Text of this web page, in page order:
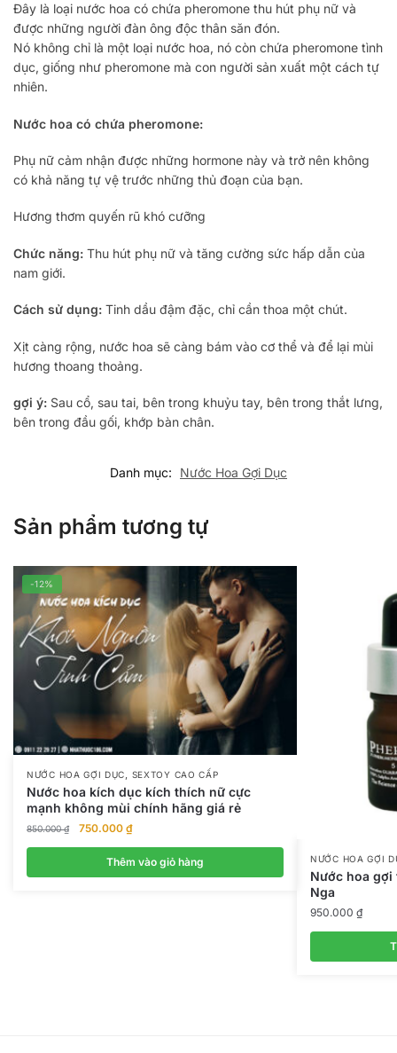
Đây là loại nước hoa có chứa pheromone thu hút phụ nữ và
được những người đàn ông độc thân săn đón.
Nó không chỉ là một loại nước hoa, nó còn chứa pheromone tình
dục, giống như pheromone mà con người sản xuất một cách tự
nhiên.
Nước hoa có chứa pheromone:
Phụ nữ cảm nhận được những hormone này và trở nên không
có khả năng tự vệ trước những thủ đoạn của bạn.
Hương thơm quyến rũ khó cưỡng
Chức năng: Thu hút phụ nữ và tăng cường sức hấp dẫn của
nam giới.
Cách sử dụng: Tinh dầu đậm đặc, chỉ cần thoa một chút.
Xịt càng rộng, nước hoa sẽ càng bám vào cơ thể và để lại mùi
hương thoang thoảng.
gợi ý: Sau cổ, sau tai, bên trong khuỷu tay, bên trong thắt lưng,
bên trong đầu gối, khớp bàn chân.
Danh mục: Nước Hoa Gợi Dục
Sản phẩm tương tự
-12%
NƯỚC HOA GỢI DỤC, SEXTOY CAO CẤP
Nước hoa kích dục kích thích nữ cực
mạnh không mùi chính hãng giá rẻ
850.000₫
Giá
850.000 ₫.
750.000 ₫Giá
tại
là:
Thêm vào giỏ hàng NƯỚC HOA GỢI
Nước hoa gợi
Nga
950.000 ₫